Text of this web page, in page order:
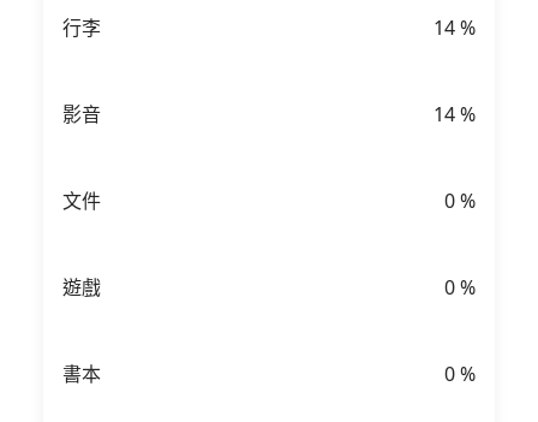
行李 14%
影音 14%
文件 0%
遊戲 0%
書本 0%